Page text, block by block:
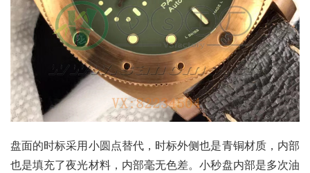
盘面的时标采用小圆点替代，时标外侧也是青铜材质，内部
也是填充了夜光材料，内部毫无色差。小秒盘内部是多次油